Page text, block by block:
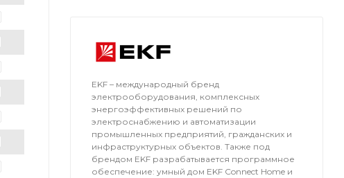
EKF – международный бренд
электрооборудования, комплексных
энергоэффективных решений по
электроснабжению и автоматизации
промышленных предприятий, гражданских и
инфраструктурных объектов. Также под
брендом EKF разрабатывается программное
обеспечение: умный дом EKF Connect Home и